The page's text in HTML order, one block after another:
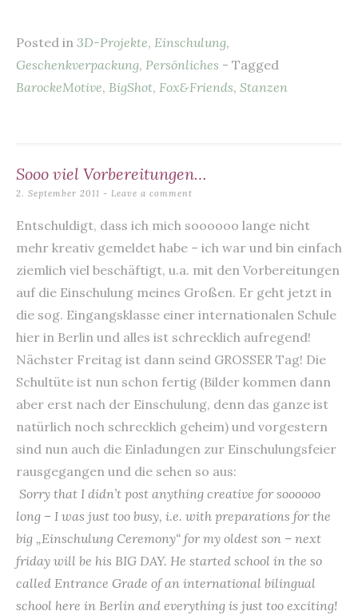
e
b
es
t
l s
A
p
te
r
n
Posted in 3D-Projekte, Einschulung,
Geschenkverpackung, Persönliches - Tagged
BarockeMotive, BigShot, Fox&Friends, Stanzen
Sooo viel Vorbereitungen…
2. September 2011 Leave a comment
Entschuldigt, dass ich mich soooooo lange nicht
mehr kreativ gemeldet habe – ich war und bin einfach
ziemlich viel beschäftigt, u.a. mit den Vorbereitungen
auf die Einschulung meines Großen. Er geht jetzt in
die sog. Eingangsklasse einer internationalen Schule
hier in Berlin und alles ist schrecklich aufregend!
Nächster Freitag ist dann seind GROSSER Tag! Die
Schultüte ist nun schon fertig (Bilder kommen dann
aber erst nach der Einschulung, denn das ganze ist
natürlich noch schrecklich geheim) und vorgestern
sind nun auch die Einladungen zur Einschulungsfeier
rausgegangen und die sehen so aus:
Sorry that I didn’t post anything creative for soooooo
long – I was just too busy, i.e. with preparations for the
big „Einschulung Ceremony“ for my oldest son – next
friday will be his BIG DAY. He started school in the so
called Entrance Grade of an international bilingual
school here in Berlin and everything is just too exciting!